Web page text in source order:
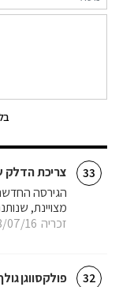
33 צריכת הדלק
זכריה 07/16
הגירסה
מצויינת,
32 פולקסווגן